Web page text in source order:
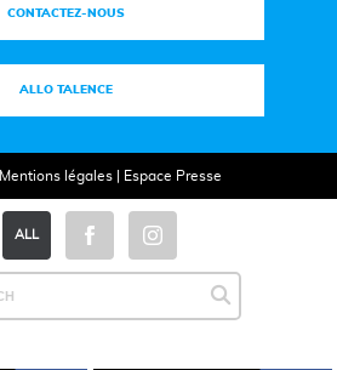
ALL
CONTACTEZ-NOUS
ALLO TALENCE
Mentions légales| Espace Presse